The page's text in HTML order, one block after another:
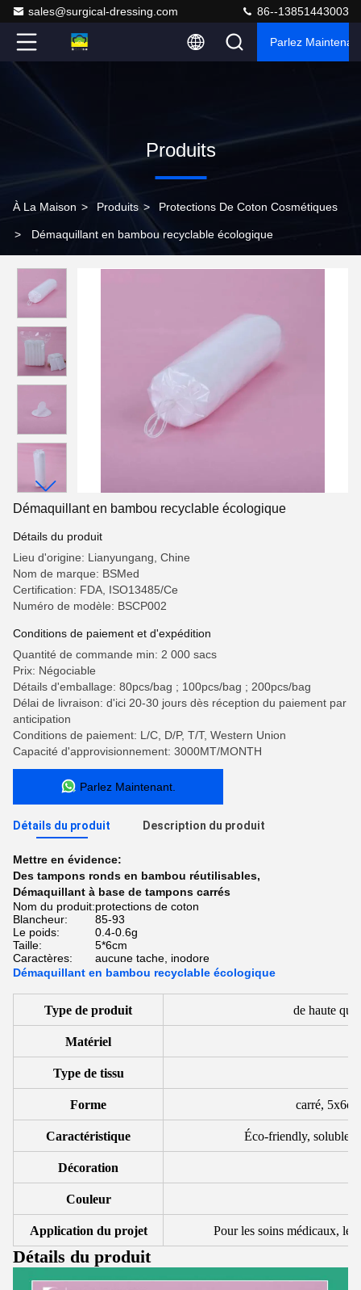
sales@surgical-dressing.com 86--13851443003
Parlez
Produits
À La Maison > Produits > Protections De Coton Cosmétiques
> Démaquillant en bambou recyclable écologique
Démaquillant en bambou recyclable écologique
Détails du produit
Lieu d'origine: Lianyungang, Chine
Nom de marque: BSMed
Certification: FDA, ISO13485/Ce
Numéro de modèle: BSCP002
Conditions de paiement et d'expédition
Quantité de commande min: 2 000 sacs
Prix: Négociable
Détails d'emballage: 80pcs/bag ; 100pcs/bag ; 200pcs/bag
Délai de livraison: d'ici 20-30 jours dès réception du paiement par
anticipation
Conditions de paiement: L/C, D/P, T/T, Western Union
Capacité d'approvisionnement: 3000MT/MONTH
Parlez Maintenant.
Détails du produit Description du produit
Mettre en évidence:
Des tampons ronds en bambou réutilisables,
Démaquillant à base de tampons carrés
Nom du produit:protections de coton
Blancheur:
85-93
Le poids:
0.4-0.6g
Taille:
5*6cm
Caractères:
aucune tache, inodore
Démaquillant en bambou recyclable écologique
Type de produit de haute
Matériel
Type de tissu
Forme carré,
Caractéristique Éco-friendly, soluble
Décoration
Couleur
Application du projet Pour les soins médicaux, les
Détails du produit